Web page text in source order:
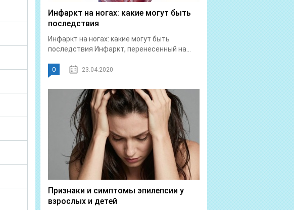
Инфаркт на ногах: какие могут быть
последствия
Инфаркт на ногах: какие могут быть
последствия Инфаркт, перенесенный на...
0 23.04.2020
Признаки и симптомы эпилепсии у
взрослых и детей